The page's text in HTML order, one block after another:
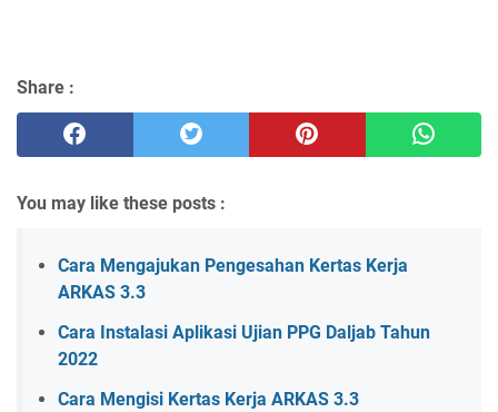
Share :
You may like these posts :
Cara Mengajukan Pengesahan Kertas Kerja
ARKAS 3.3
Cara Instalasi Aplikasi Ujian PPG Daljab Tahun
2022
Cara Mengisi Kertas Kerja ARKAS 3.3